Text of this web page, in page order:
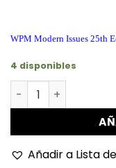
WPM Modern Issues 25th
4 disponibles
Argelia - P142b (2)
Añadir a Lista